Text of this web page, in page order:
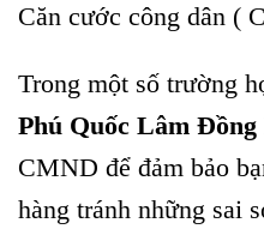
Căn cước công dân (
Trong một số trường
Phú Quốc Lâm Đồng
CMND để đảm bảo
hàng tránh những sai